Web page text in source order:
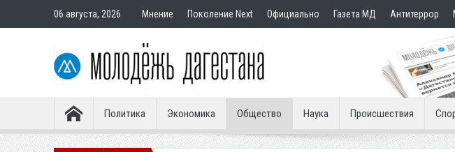
06 августа, 2026 Мнение Поколение Next Официально Газета МД Антитеррор
Политика Экономика Общество Наука Происшествия